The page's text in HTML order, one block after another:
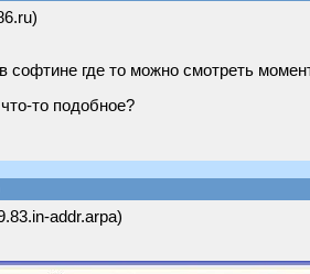
софтине где то можно смотреть
то подобное?
addr.arpa)